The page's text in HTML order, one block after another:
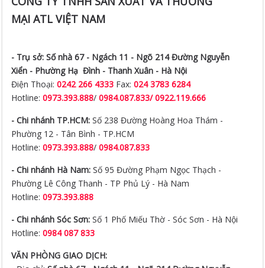
- Trụ sở: Số nhà 67 - Ngách 11 - Ngõ 214 Đường Nguyễn
Hotline:0973.393.888/0984.087.833/ 0922.119.666
- Chi nhánh TP.HCM:Số 238 Đường Hoàng Hoa Thám -
Phường 12 - Tân Bình - TP.HCM
- Chi nhánh Hà Nam:Số 95 Đường Phạm Ngọc Thạch -
Phường Lê Công Thanh - TP Phủ Lý - Hà Nam
- Chi nhánh Sóc Sơn:Số 1 Phố Miếu Thờ - Sóc Sơn - Hà Nội
Hotline:0984 087 833
VĂN PHÒNG GIAO DỊCH:
- Địa chỉ:Số nhà 67 - Ngách 11 - Ngõ 214 Đường Nguyễn
Phường Hạ Đình - Thanh Xuân - Hà Nội
- Hotline:0973.393.888/ 0984.087.833/ 0922.119.666